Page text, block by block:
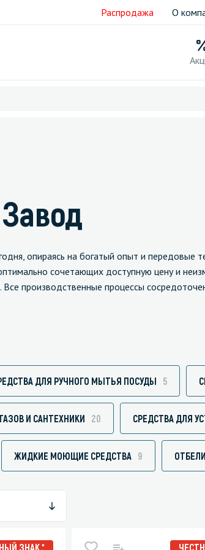
Распродажа О
и
и
Средства для дезинфекции
кухни
Средства для ручного мытья
Средства для очистки
Средства для
опираясь на богатый опыт и передовые
сочетающих доступную цену и
производственные процессы
ДЛЯ РУЧНОГО МЫТЬЯ ПОСУДЫ 5
И САНТЕХНИКИ 20 СРЕДСТВА ДЛЯ
ЖИДКИЕ МОЮЩИЕ СРЕДСТВА 9
ЗНАК *